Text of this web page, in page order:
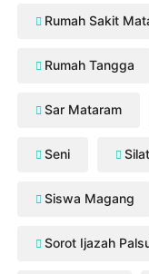
Rumah Sakit
Rumah Tangga
Sar Mataram
Seni
Siswa Magang
Sorot Ijazah